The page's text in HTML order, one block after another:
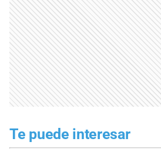
Te puede interesar